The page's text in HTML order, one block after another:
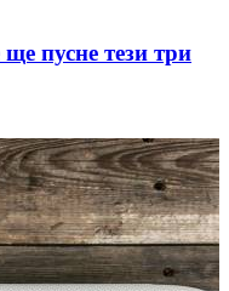
пусне тези три